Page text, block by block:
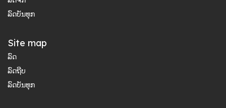
ລົດບັນທຸກ
Site map
ລົດ
ລົດຖີບ
ລົດບັນທຸກ